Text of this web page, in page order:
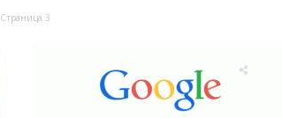
Страница 3